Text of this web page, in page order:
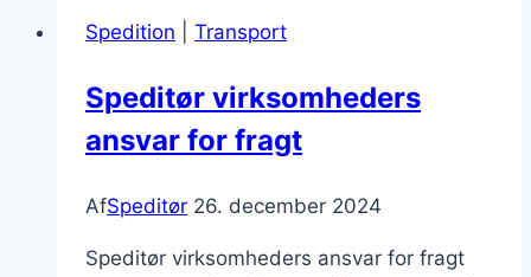
logistikbranchen
Spedition Transport
Speditør virksomheders
ansvar for fragt
AfSpeditør 26. december 2024
Speditør virksomheders ansvar for fragt